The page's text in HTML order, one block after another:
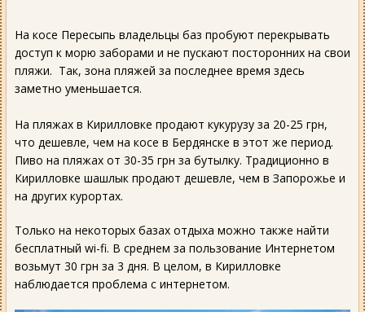
На косе Пересыпь владельцы баз пробуют перекрывать
доступ к морю заборами и не пускают посторонних на свои
пляжи. Так, зона пляжей за последнее время здесь
заметно уменьшается.
На пляжах в Кирилловке продают кукурузу за 20-25 грн,
что дешевле, чем на косе в Бердянске в этот же период.
Пиво на пляжах от 30-35 грн за бутылку. Традиционно в
Кирилловке шашлык продают дешевле, чем в Запорожье и
на других курортах.
Только на некоторых базах отдыха можно также найти
бесплатный wi-fi. В среднем за пользование Интернетом
возьмут 30 грн за 3 дня. В целом, в Кирилловке
наблюдается проблема с интернетом.